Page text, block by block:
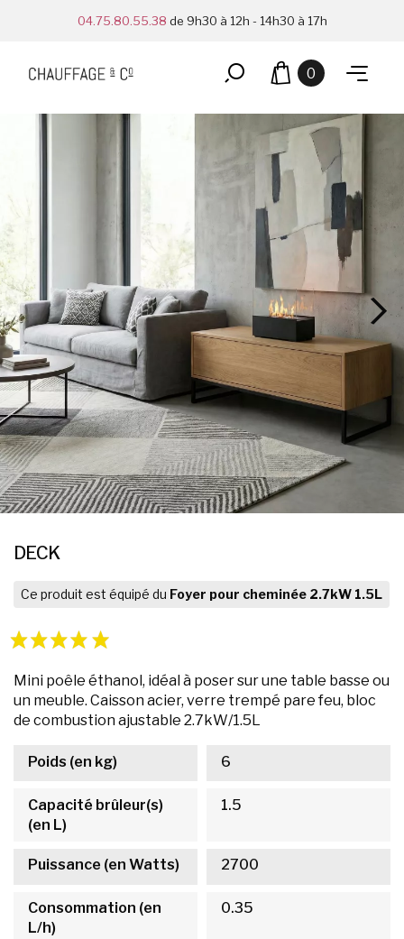
04.75.80.55.38 de 9h30 à 12h - 14h30 à 17h
0
DECK
Ce produit est équipé du Foyer pour cheminée 2.7kW 1.5L
Mini poêle éthanol, idéal à poser sur une table basse ou
un meuble. Caisson acier, verre trempé pare feu, bloc
de combustion ajustable 2.7kW/1.5L
Poids (en kg) 6
Capacité brûleur(s)
(en L)
1.5
Puissance (en Watts) 2700
Consommation (en
L/h)
0.35